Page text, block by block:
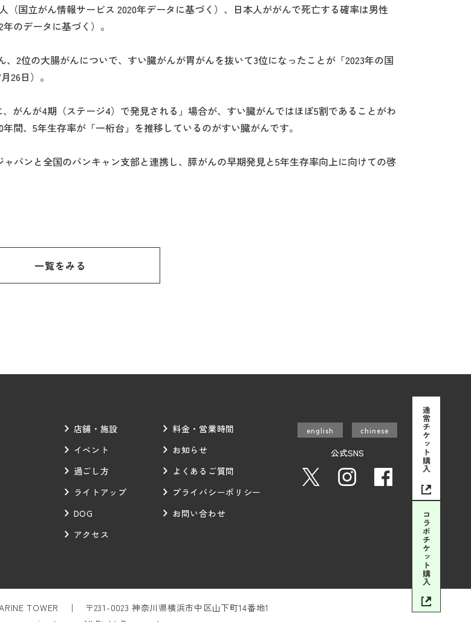
（国立がん情報サービス 2020年データに基づく）、日本人ががんで死亡する確率は男性
のデータに基づく）。
2位の大腸がんについで、すい臓がんが胃がんを抜いて3位になったことが「2023年の国
26日）。
がんが4期（ステージ4）で発見される」場合が、すい臓がんではほぼ5割であることがわ
間、5年生存率が「一桁台」を推移しているのがすい臓がんです。
パンと全国のパンキャン支部と連携し、膵がんの早期発見と5年生存率向上に向けての啓
一覧をみる
通常チケット
購入
コラボチケット
購入
店舗・施設
イベント
過ごし方
ライトアップ
DOG
アクセス
料金・営業時間
お知らせ
よくあるご質問
プライバシーポリシー
お問い合わせ
english chinese
公式SNS
TOWER
〒231-0023 神奈川県横浜市中区山下町14番地1